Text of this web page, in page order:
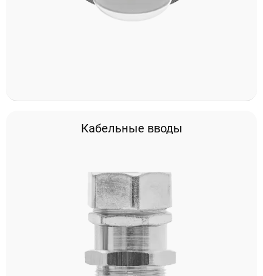
Кастомизация оборудования/Индивидуальные
Кабельные вводы